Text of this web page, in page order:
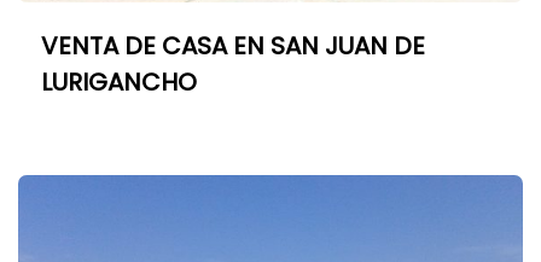
VENTA DE CASA EN SAN JUAN DE
LURIGANCHO